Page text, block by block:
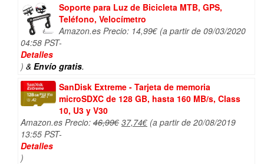
Soporte para Luz de Bicicleta MTB, GPS,
Teléfono, Velocímetro
Amazon.es Precio: 14,99€ (a partir de 09/03/2020
04:58 PST-
Detalles
) & Envío gratis.
SanDisk Extreme - Tarjeta de memoria
microSDXC de 128 GB, hasta 160 MB/s, Class
10, U3 y V30
Amazon.es Precio: 46,99€ El
37,74€El(a partir de 20/08/2019
13:55 PST-
Detalles
)